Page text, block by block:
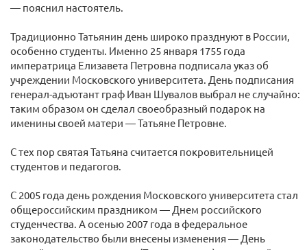
— пояснил настоятель.
Традиционно Татьянин день широко празднуют в России,
особенно студенты. Именно 25 января 1755 года
императрица Елизавета Петровна подписала указ об
учреждении Московского университета. День подписания
генерал-адъютант граф Иван Шувалов выбрал не случайно:
таким образом он сделал своеобразный подарок на
именины своей матери — Татьяне Петровне.
С тех пор святая Татьяна считается покровительницей
студентов и педагогов.
С 2005 года день рождения Московского университета стал
общероссийским праздником — Днем российского
студенчества. А осенью 2007 года в федеральное
законодательство были внесены изменения — День